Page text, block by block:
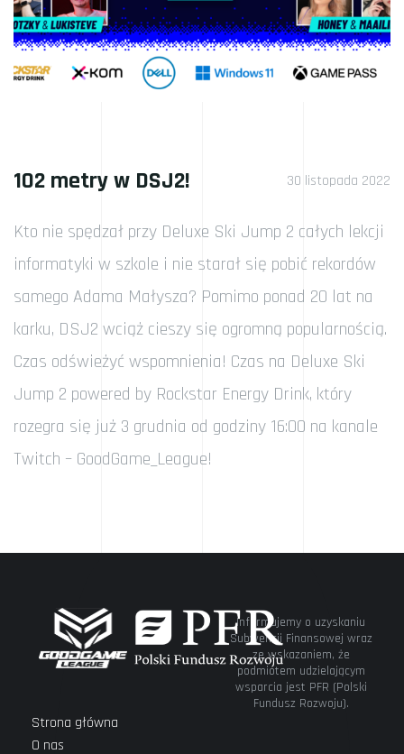
102 metry w DSJ2! 30 listopada 2022
Kto nie spędzał przy Deluxe Ski Jump 2 całych lekcji
informatyki w szkole i nie starał się pobić rekordów
samego Adama Małysza? Pomimo ponad 20 lat na
karku, DSJ2 wciąż cieszy się ogromną popularnością.
Czas odświeżyć wspomnienia! Czas na Deluxe Ski
Jump 2 powered by Rockstar Energy Drink, który
rozegra się już 3 grudnia od godziny 16:00 na kanale
Twitch – GoodGame_League!
Informujemy o uzyskaniu
Subwencji Finansowej wraz
ze wskazaniem, że
podmiotem udzielającym
wsparcia jest PFR (Polski
Fundusz Rozwoju).
Strona główna
O nas